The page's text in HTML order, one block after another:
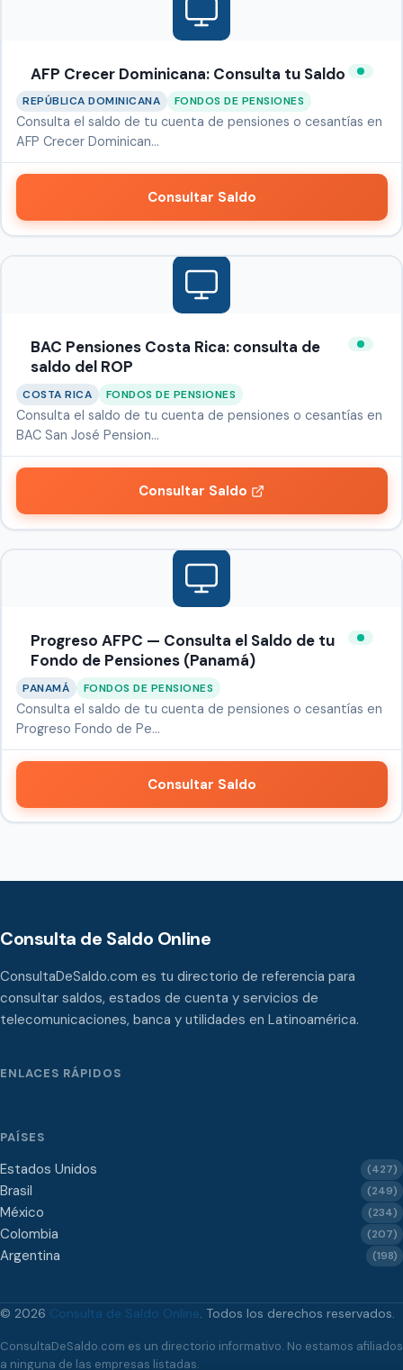
AFP Crecer Dominicana: Consulta tu Saldo
REPÚBLICA DOMINICANA FONDOS DE PENSIONES
Consulta el saldo de tu cuenta de pensiones o cesantías en
AFP Crecer Dominican…
Consultar Saldo
BAC Pensiones Costa Rica: consulta de
saldo del ROP
COSTA RICA FONDOS DE PENSIONES
Consulta el saldo de tu cuenta de pensiones o cesantías en
BAC San José Pension…
Consultar Saldo
Progreso AFPC — Consulta el Saldo de tu
Fondo de Pensiones (Panamá)
PANAMÁ FONDOS DE PENSIONES
Consulta el saldo de tu cuenta de pensiones o cesantías en
Progreso Fondo de Pe…
Consultar Saldo
Consulta de Saldo Online
ConsultaDeSaldo.com es tu directorio de referencia para
consultar saldos, estados de cuenta y servicios de
telecomunicaciones, banca y utilidades en Latinoamérica.
ENLACES RÁPIDOS
PAÍSES
Estados Unidos (427)
Brasil (249)
México (234)
Colombia (207)
Argentina (198)
© 2026 Consulta de Saldo Online. Todos los derechos reservados.
ConsultaDeSaldo.com es un directorio informativo. No estamos afiliados
a ninguna de las empresas listadas.